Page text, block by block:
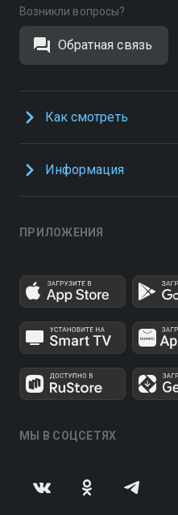
Возникли вопросы?
Обратная связь
Как смотреть
Информация
ПРИЛОЖЕНИЯ
МЫ В СОЦСЕТЯХ